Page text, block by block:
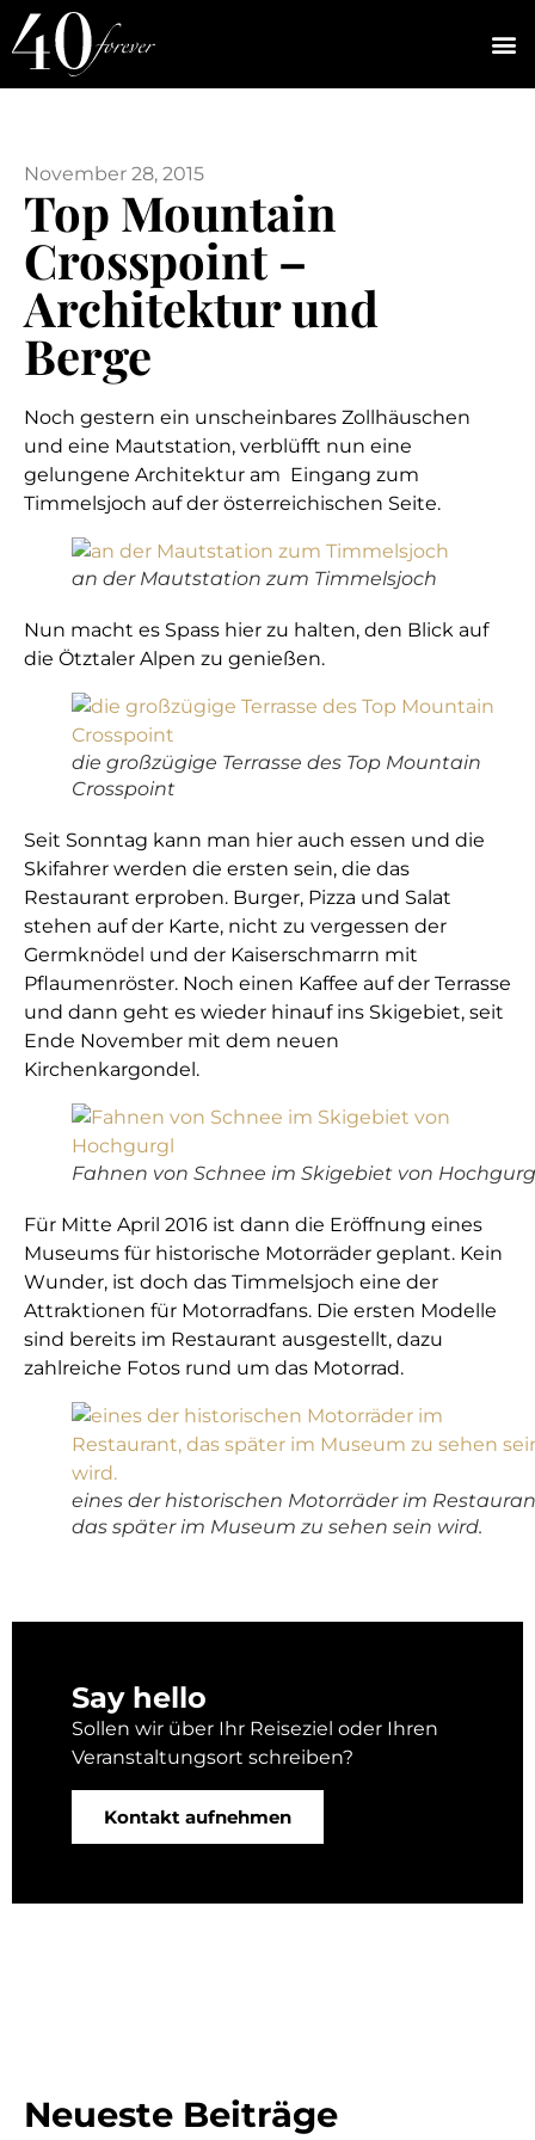
November 28, 2015
Top Mountain
Crosspoint –
Architektur und
Berge
Noch gestern ein unscheinbares Zollhäuschen
und eine Mautstation, verblüfft nun eine
gelungene Architektur am Eingang zum
Timmelsjoch auf der österreichischen Seite.
an der Mautstation zum Timmelsjoch
Nun macht es Spass hier zu halten, den Blick auf
die Ötztaler Alpen zu genießen.
die großzügige Terrasse des Top Mountain
Crosspoint
Seit Sonntag kann man hier auch essen und die
Skifahrer werden die ersten sein, die das
Restaurant erproben. Burger, Pizza und Salat
stehen auf der Karte, nicht zu vergessen der
Germknödel und der Kaiserschmarrn mit
Pflaumenröster. Noch einen Kaffee auf der Terrasse
und dann geht es wieder hinauf ins Skigebiet, seit
Ende November mit dem neuen
Kirchenkargondel.
Fahnen von Schnee im Skigebiet von
Für Mitte April 2016 ist dann die Eröffnung eines
Museums für historische Motorräder geplant. Kein
Wunder, ist doch das Timmelsjoch eine der
Attraktionen für Motorradfans. Die ersten Modelle
sind bereits im Restaurant ausgestellt, dazu
zahlreiche Fotos rund um das Motorrad.
eines der historischen Motorräder im
das später im Museum zu sehen sein wird.
Say hello
Sollen wir über Ihr Reiseziel oder Ihren
Veranstaltungsort schreiben?
Kontakt aufnehmen
Neueste Beiträge